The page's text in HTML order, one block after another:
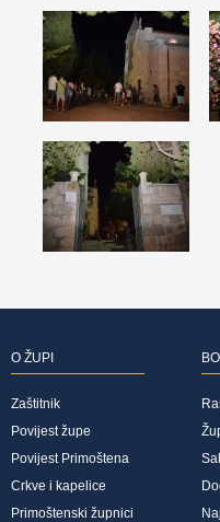
O ŽUPI
Zaštitnik
Povijest župe
Povijest Primoštena
Crkve i kapelice
Primoštenski župnici